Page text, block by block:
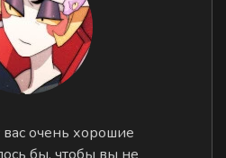
вас очень хорошие